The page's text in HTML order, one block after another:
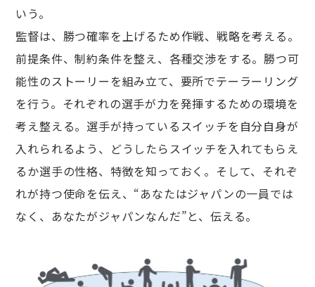
いう。
監督は、勝つ確率を上げるため作戦、戦略を考える。
前提条件、制約条件を整え、各種交渉をする。勝つ可
能性のストーリーを組み⽴て、要所でテーラーリング
を⾏う。それぞれの選⼿が⼒を発揮するための環境を
考え整える。選⼿が持っているスイッチを⾃分⾃⾝が
⼊れられるよう、どうしたらスイッチを⼊れてもらえ
るか選⼿の性格、特徴を知っておく。そして、それぞ
れが持つ使命を伝え、“あなたはジャパンの⼀員では
なく、あなたがジャパンなんだ”と、伝える。